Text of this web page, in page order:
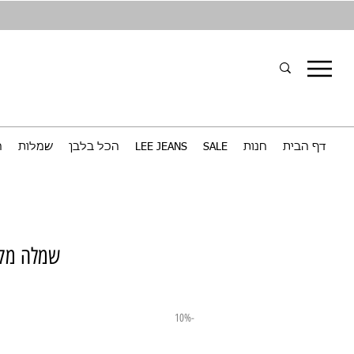
דף הבית חנות SALE
LEE JEANS הכל בלבן שמלות
שמלה
-10%